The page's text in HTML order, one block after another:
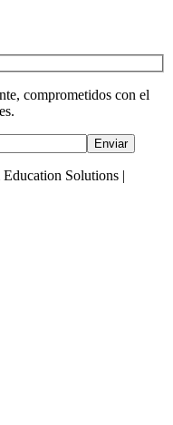
comprometidos con el
Enviar
Solutions |